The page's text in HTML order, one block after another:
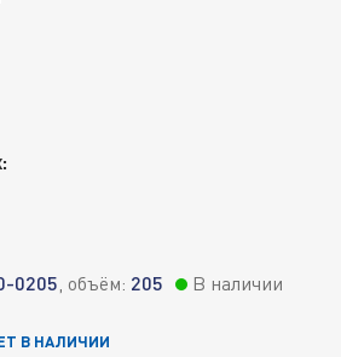
0205, объём: 205 В наличии
В НАЛИЧИИ